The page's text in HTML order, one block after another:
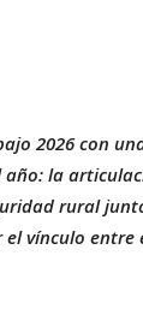
2026 con
año: la
rural
vínculo entre